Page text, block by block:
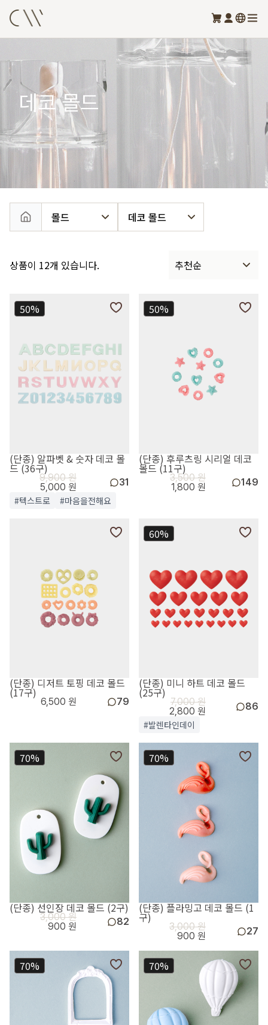
데코 몰드
몰드 데코 몰드
상품이 12개 있습니다. 추천순
50%
(단종) 알파벳 & 숫자 데코 몰
드 (36구)
9,900 원
5,000 원
31
#텍스트로 #마음을전해요
50%
(단종) 후루츠링 시리얼 데코
몰드 (11구)
3,500 원
1,800 원
149
(단종) 디저트 토핑 데코 몰드
(17구)
6,500 원 79
60%
(단종) 미니 하트 데코 몰드
(25구)
7,000 원
2,800 원
86
#발렌타인데이
70%
(단종) 선인장 데코 몰드 (2구)
3,000 원
900 원
82
70%
(단종) 플라밍고 데코 몰드 (1
구)
3,000 원
900 원
27
70% 70%